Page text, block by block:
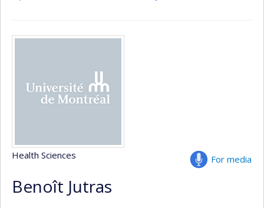
For media
Health Sciences
Benoît Jutras